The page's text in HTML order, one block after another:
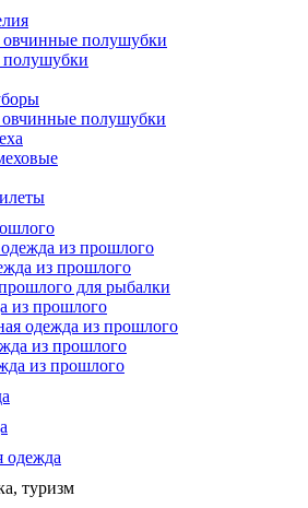
полушубки
полушубки
из прошлого
из прошлого
для рыбалки
из прошлого
одежда из прошлого
из прошлого
из прошлого
одежда
туризм